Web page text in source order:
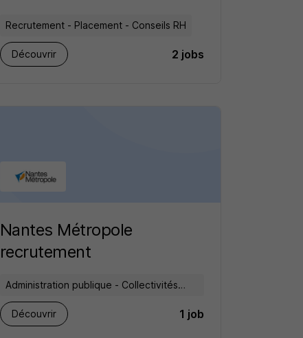
Recrutement - Placement - Conseils RH
Découvrir 2 jobs
Nantes Métropole
recrutement
Administration publique - Collectivités
territoriales
Découvrir
1 job